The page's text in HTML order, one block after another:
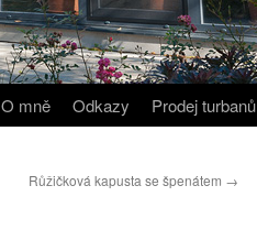
O mně Odkazy Prodej turbanů
Růžičková kapusta se špenátem →